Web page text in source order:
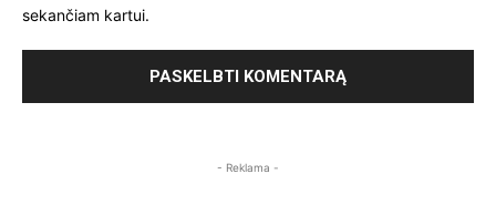
sekančiam kartui.
- Reklama -